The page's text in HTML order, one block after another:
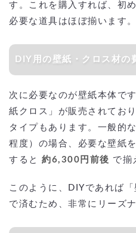
す。これを購入すれば、初
必要な道具はほぼ揃います。
DIY用の壁紙・クロス材の
次に必要なのが壁紙本体で
紙クロス」が販売されてお
タイプもあります。一般的
程度）の場合、必要な壁紙
すると 約6,300円前後 で揃
このように、DIYであれば
で済むため、非常にリーズ